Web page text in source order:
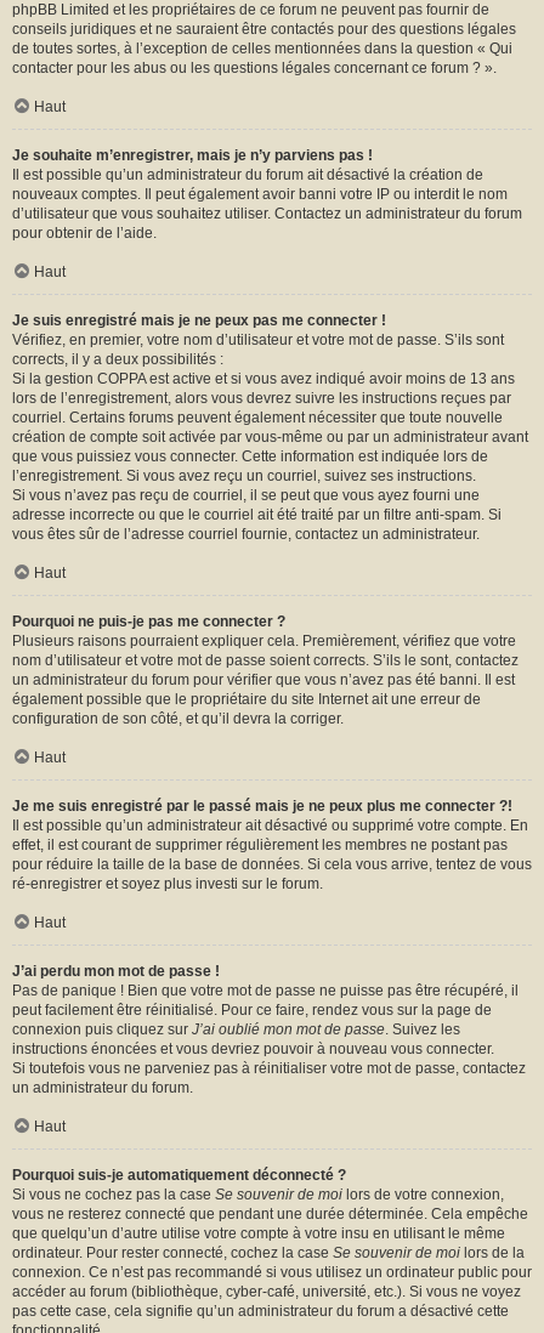
phpBB Limited et les propriétaires de ce forum ne peuvent pas fournir de
conseils juridiques et ne sauraient être contactés pour des questions légales
de toutes sortes, à l’exception de celles mentionnées dans la question « Qui
contacter pour les abus ou les questions légales concernant ce forum ? ».
Haut
Je souhaite m’enregistrer, mais je n’y parviens pas !
Il est possible qu’un administrateur du forum ait désactivé la création de
nouveaux comptes. Il peut également avoir banni votre IP ou interdit le nom
d’utilisateur que vous souhaitez utiliser. Contactez un administrateur du forum
pour obtenir de l’aide.
Haut
Je suis enregistré mais je ne peux pas me connecter !
Vérifiez, en premier, votre nom d’utilisateur et votre mot de passe. S’ils sont
corrects, il y a deux possibilités :
Si la gestion COPPA est active et si vous avez indiqué avoir moins de 13 ans
lors de l’enregistrement, alors vous devrez suivre les instructions reçues par
courriel. Certains forums peuvent également nécessiter que toute nouvelle
création de compte soit activée par vous-même ou par un administrateur avant
que vous puissiez vous connecter. Cette information est indiquée lors de
l’enregistrement. Si vous avez reçu un courriel, suivez ses instructions.
Si vous n’avez pas reçu de courriel, il se peut que vous ayez fourni une
adresse incorrecte ou que le courriel ait été traité par un filtre anti-spam. Si
vous êtes sûr de l’adresse courriel fournie, contactez un administrateur.
Haut
Pourquoi ne puis-je pas me connecter ?
Plusieurs raisons pourraient expliquer cela. Premièrement, vérifiez que votre
nom d’utilisateur et votre mot de passe soient corrects. S’ils le sont, contactez
un administrateur du forum pour vérifier que vous n’avez pas été banni. Il est
également possible que le propriétaire du site Internet ait une erreur de
configuration de son côté, et qu’il devra la corriger.
Haut
Je me suis enregistré par le passé mais je ne peux plus me connecter ?!
Il est possible qu’un administrateur ait désactivé ou supprimé votre compte. En
effet, il est courant de supprimer régulièrement les membres ne postant pas
pour réduire la taille de la base de données. Si cela vous arrive, tentez de vous
ré-enregistrer et soyez plus investi sur le forum.
Haut
J’ai perdu mon mot de passe !
Pas de panique ! Bien que votre mot de passe ne puisse pas être récupéré, il
peut facilement être réinitialisé. Pour ce faire, rendez vous sur la page de
connexion puis cliquez sur J’ai oublié mon mot de passe. Suivez les
instructions énoncées et vous devriez pouvoir à nouveau vous connecter.
Si toutefois vous ne parveniez pas à réinitialiser votre mot de passe, contactez
un administrateur du forum.
Haut
Pourquoi suis-je automatiquement déconnecté ?
Si vous ne cochez pas la case Se souvenir de moi lors de votre connexion,
vous ne resterez connecté que pendant une durée déterminée. Cela empêche
que quelqu’un d’autre utilise votre compte à votre insu en utilisant le même
ordinateur. Pour rester connecté, cochez la case Se souvenir de moi lors de la
connexion. Ce n’est pas recommandé si vous utilisez un ordinateur public pour
accéder au forum (bibliothèque, cyber-café, université, etc.). Si vous ne voyez
pas cette case, cela signifie qu’un administrateur du forum a désactivé cette